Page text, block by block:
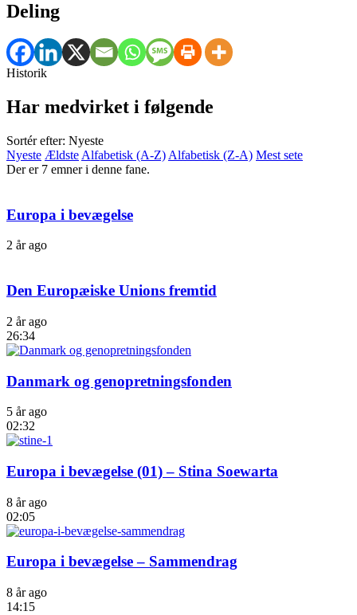
Deling
Historik
Har medvirket i følgende
Sortér efter: Nyeste
Nyeste Ældste Alfabetisk (A-Z) Alfabetisk (Z-A) Mest sete
Der er 7 emner i denne fane.
Europa i bevægelse
2 år ago
Den Europæiske Unions fremtid
2 år ago
26:34
Danmark og genopretningsfonden
5 år ago
02:32
Europa i bevægelse (01) – Stina Soewarta
8 år ago
02:05
Europa i bevægelse – Sammendrag
8 år ago
14:15